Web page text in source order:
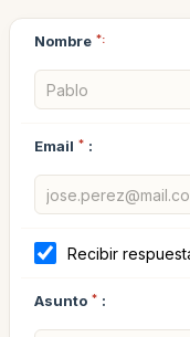
Nombre *:
Email * :
Recibir
Asunto * :